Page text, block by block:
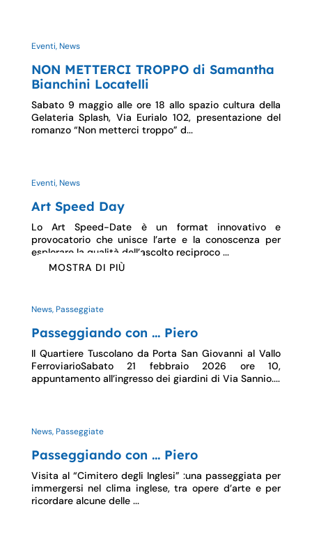
Eventi, News
NON METTERCI TROPPO di Samantha
Bianchini Locatelli
Sabato 9 maggio alle ore 18 allo spazio cultura della
Gelateria Splash, Via Eurialo 102, presentazione del
romanzo “Non metterci troppo” d...
Eventi, News
Art Speed Day
Lo Art Speed-Date è un format innovativo e
provocatorio che unisce l’arte e la conoscenza per
esplorare la qualità dell’ascolto reciproco ...
MOSTRA DI PIÙ
News, Passeggiate
Passeggiando con … Piero
Il Quartiere Tuscolano da Porta San Giovanni al Vallo
FerroviarioSabato 21 febbraio 2026 ore 10,
appuntamento all’ingresso dei giardini di Via Sannio....
News, Passeggiate
Passeggiando con … Piero
Visita al “Cimitero degli Inglesi” :una passeggiata per
immergersi nel clima inglese, tra opere d’arte e per
ricordare alcune delle ...